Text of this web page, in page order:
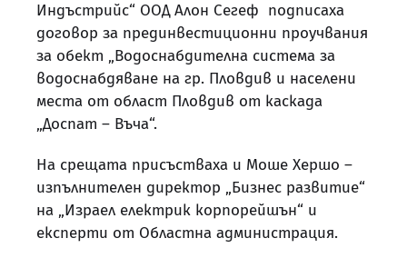
Индъстрийс“ ООД Алон Сегеф подписаха
договор за прединвестиционни проучвания
за обект „Водоснабдителна система за
водоснабдяване на гр. Пловдив и населени
места от област Пловдив от каскада
„Доспат – Въча“.
На срещата присъстваха и Моше Хершо –
изпълнителен директор „Бизнес развитие“
на „Израел електрик корпорейшън“ и
експерти от Областна администрация.